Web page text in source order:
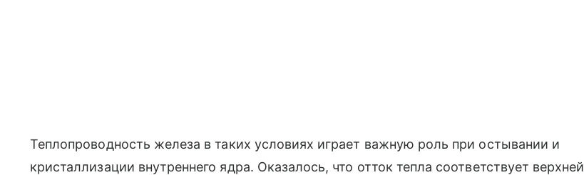
Теплопроводность железа в таких условиях играет важную роль при остывании и
кристаллизации внутреннего ядра. Оказалось, что отток тепла соответствует верхней